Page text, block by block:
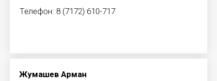
Телефон: 8 (7172) 610-717
Жумашев Арман